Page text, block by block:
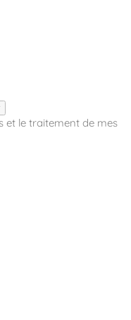
et le traitement de mes